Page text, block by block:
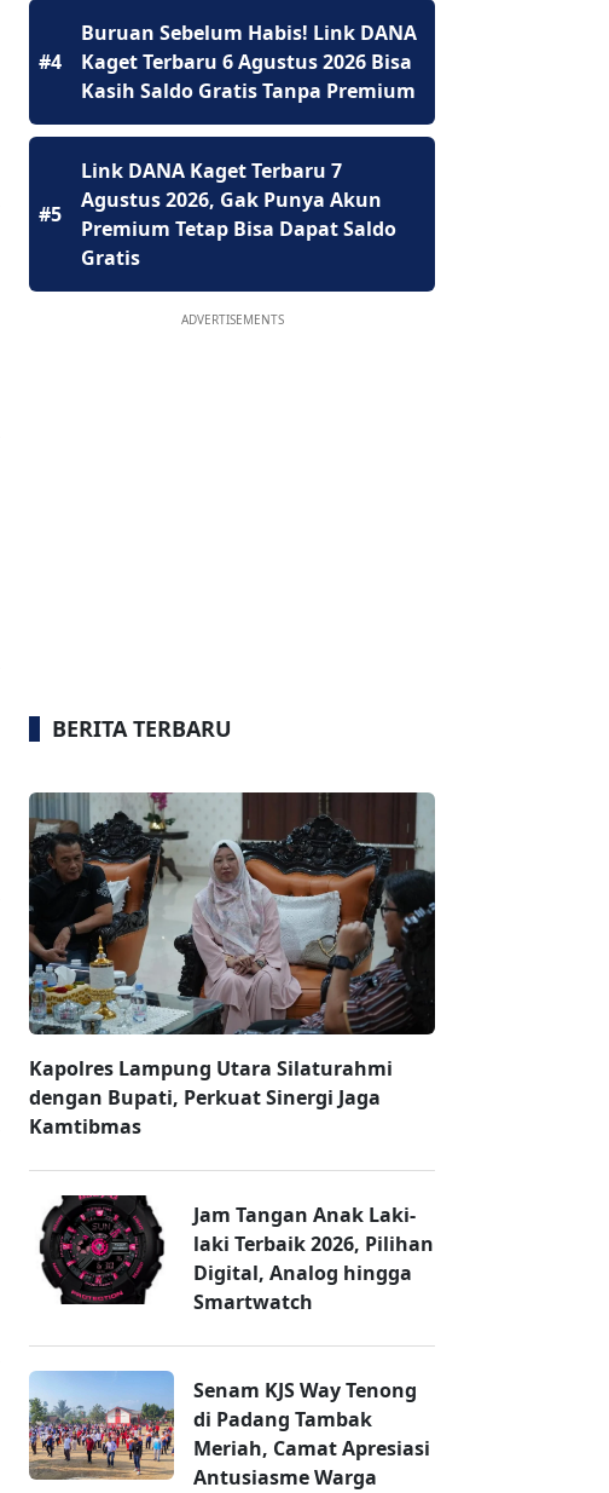
#4
Buruan Sebelum Habis! Link DANA
Kaget Terbaru 6 Agustus 2026 Bisa
Kasih Saldo Gratis Tanpa Premium
#5
Link DANA Kaget Terbaru 7
Agustus 2026, Gak Punya Akun
Premium Tetap Bisa Dapat Saldo
Gratis
ADVERTISEMENTS
BERITA TERBARU
Kapolres Lampung Utara Silaturahmi
dengan Bupati, Perkuat Sinergi Jaga
Kamtibmas
Jam Tangan Anak Laki-
laki Terbaik 2026, Pilihan
Digital, Analog hingga
Smartwatch
Senam KJS Way Tenong
di Padang Tambak
Meriah, Camat Apresiasi
Antusiasme Warga